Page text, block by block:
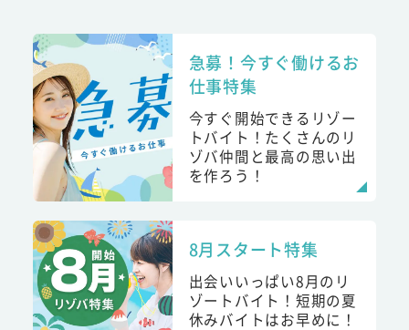
急募！今すぐ働けるお
仕事特集
今すぐ開始できるリゾー
トバイト！たくさんのリ
ゾバ仲間と最高の思い出
を作ろう！
8月スタート特集
出会いいっぱい8月のリ
ゾートバイト！短期の夏
休みバイトはお早めに！